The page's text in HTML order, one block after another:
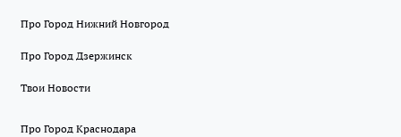
Про Город Нижний Новгород
Про Город Дзержинск
Твои Новости
Про Город Краснодара